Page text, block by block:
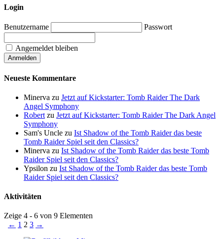
Login
Benutzername Passwort
Angemeldet bleiben
Neueste Kommentare
Minerva zu Jetzt auf Kickstarter: Tomb Raider The Dark
Angel Symphony
Robert zu Jetzt auf Kickstarter: Tomb Raider The Dark Angel
Symphony
Sam's Uncle zu Ist Shadow of the Tomb Raider das beste
Tomb Raider Spiel seit den Classics?
Minerva zu Ist Shadow of the Tomb Raider das beste Tomb
Raider Spiel seit den Classics?
Ypsilon zu Ist Shadow of the Tomb Raider das beste Tomb
Raider Spiel seit den Classics?
Aktivitäten
Zeige 4 - 6 von 9 Elementen
← 1 2 3 →